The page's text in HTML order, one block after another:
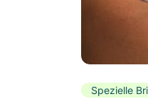
Spezielle